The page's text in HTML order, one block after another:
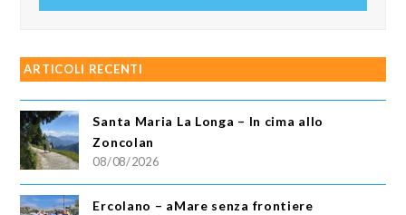
ARTICOLI RECENTI
Santa Maria La Longa – In cima allo
Zoncolan
08/08/2026
Ercolano – aMare senza frontiere